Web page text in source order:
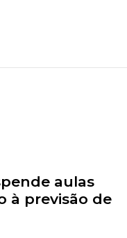
aulas
à previsão de